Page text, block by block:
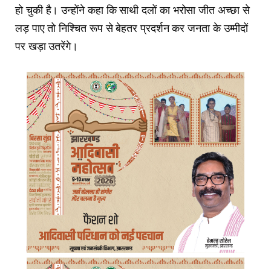
हो चुकी है। उन्होंने कहा कि साथी दलों का भरोसा जीत अच्छा से
लड़ पाए तो निश्चित रूप से बेहतर प्रदर्शन कर जनता के उम्मीदों
पर खड़ा उतरेंगे।